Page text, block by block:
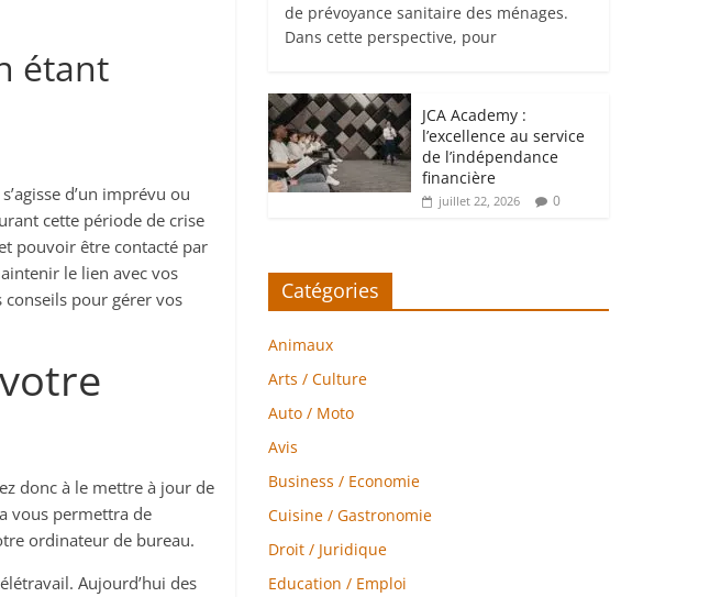
étant
d’un imprévu ou
cette période de crise
pouvoir être contacté par
le lien avec vos
conseils pour gérer vos
donc à le mettre à jour de
vous permettra de
ordinateur de bureau.
Aujourd’hui des
de prévoyance sanitaire des ménages.
Dans cette perspective, pour
JCA Academy :
l’excellence au service
de l’indépendance
financière
juillet 22, 2026 0
Catégories
Animaux
Arts / Culture
Auto / Moto
Avis
Business / Economie
Cuisine / Gastronomie
Droit / Juridique
Education / Emploi